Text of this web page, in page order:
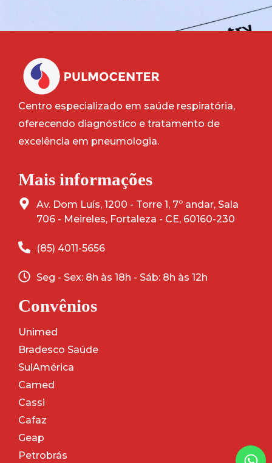
Centro especializado em saúde respiratória,
oferecendo diagnóstico e tratamento de
excelência em pneumologia.
Mais informações
Av. Dom Luís, 1200 - Torre 1, 7º andar, Sala
706 - Meireles, Fortaleza - CE, 60160-230
(85) 4011-5656
Seg - Sex: 8h às 18h - Sáb: 8h às 12h
Convênios
Unimed
Bradesco Saúde
SulAmérica
Camed
Cassi
Cafaz
Geap
Petrobrás